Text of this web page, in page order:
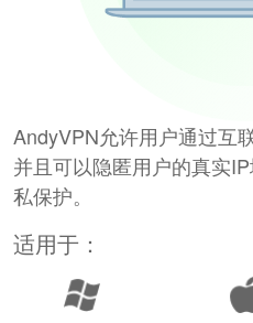
AndyVPN允许用户通过互
并且可以隐匿用户的真实
私保护。
适用于：